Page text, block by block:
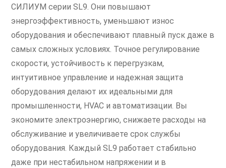
СИЛИУМ серии SL9. Они повышают
энергоэффективность, уменьшают износ
оборудования и обеспечивают плавный пуск даже в
самых сложных условиях. Точное регулирование
скорости, устойчивость к перегрузкам,
интуитивное управление и надежная защита
оборудования делают их идеальными для
промышленности, HVAC и автоматизации. Вы
экономите электроэнергию, снижаете расходы на
обслуживание и увеличиваете срок службы
оборудования. Каждый SL9 работает стабильно
даже при нестабильном напряжении и в